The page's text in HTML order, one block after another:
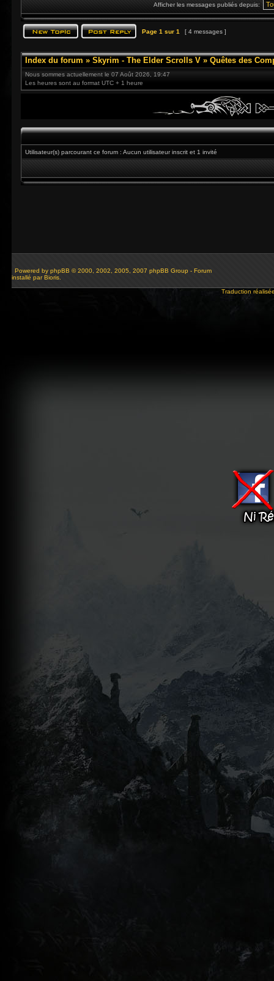
Afficher les messages publiés depuis:
Page 1 sur 1 [ 4 messages ]
Index du forum » Skyrim - The Elder Scrolls V » Quêtes des
Nous sommes actuellement le 07 Août 2026, 19:47
Les heures sont au format UTC + 1 heure
Utilisateur(s) parcourant ce forum : Aucun utilisateur inscrit et 1 invité
Powered by phpBB © 2000, 2002, 2005, 2007 phpBB Group - Forum
installé par Bioris.
Traduction